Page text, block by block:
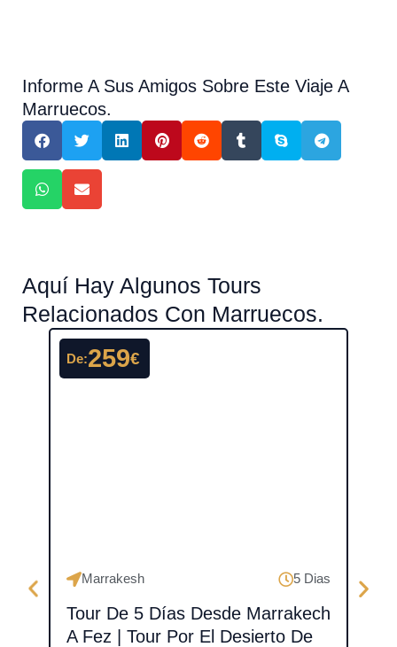
Informe A Sus Amigos Sobre Este Viaje A
Marruecos.
Aquí Hay Algunos Tours
Relacionados Con Marruecos.
De:259€
Marrakesh 5 Dias
Tour De 5 Días Desde Marrakech
A Fez | Tour Por El Desierto De